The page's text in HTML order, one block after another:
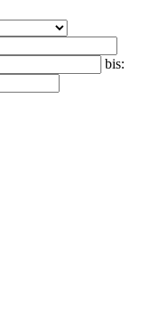
bis: